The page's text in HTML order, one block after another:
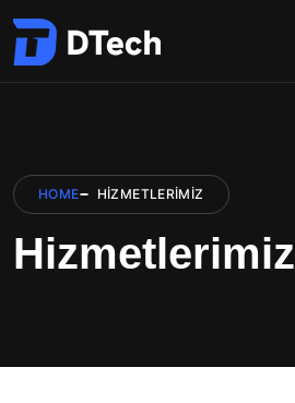
HOME HIZMETLERIMIZ
Hizmetlerimiz